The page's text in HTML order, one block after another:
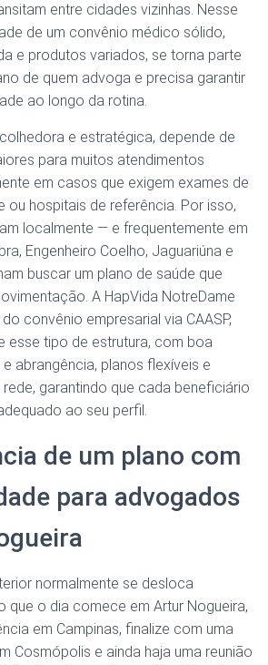
entre cidades vizinhas. Nesse
de um convênio médico sólido,
e produtos variados, se torna parte
de quem advoga e precisa garantir
ao longo da rotina.
e estratégica, depende de
para muitos atendimentos
em casos que exigem exames de
ou hospitais de referência. Por isso,
localmente — e frequentemente em
Engenheiro Coelho, Jaguariúna e
buscar um plano de saúde que
A HapVida NotreDame
convênio empresarial via CAASP,
esse tipo de estrutura, com boa
abrangência, planos flexíveis e
garantindo que cada beneficiário
ao seu perfil.
de um plano com
para advogados
normalmente se desloca
que o dia comece em Artur Nogueira,
em Campinas, finalize com uma
Cosmópolis e ainda haja uma reunião